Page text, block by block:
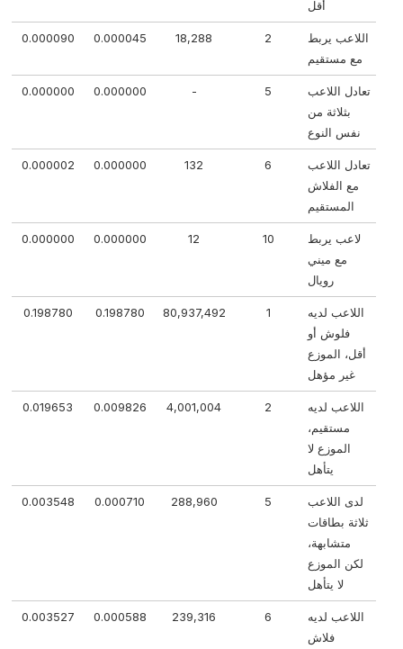
أقل
اللاعب يربط
مع مستقيم
18,288
0.000045
0.000090
تعادل اللاعب
بثلاثة من
نفس النوع
0.000000
0.000000
تعادل اللاعب
مع الفلاش
المستقيم
132
0.000000
0.000002
لاعب يربط
مع ميني
رويال
10
12
0.000000
0.000000
اللاعب لديه
فلوش أو
أقل، الموزع
غير مؤهل
80,937,492
0.198780
0.198780
اللاعب لديه
مستقيم،
الموزع لا
يتأهل
4,001,004
0.009826
0.019653
لدى اللاعب
ثلاثة بطاقات
متشابهة،
لكن الموزع
لا يتأهل
288,960
0.000710
0.003548
اللاعب لديه
فلاش
239,316
0.000588
0.003527